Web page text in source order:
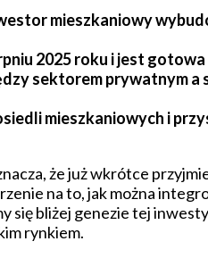
mieszkaniowy
2025 roku i jest
sektorem prywatnym
mieszkaniowych i
że już wkrótce
na to, jak można
bliżej genezie tej
rynkiem.